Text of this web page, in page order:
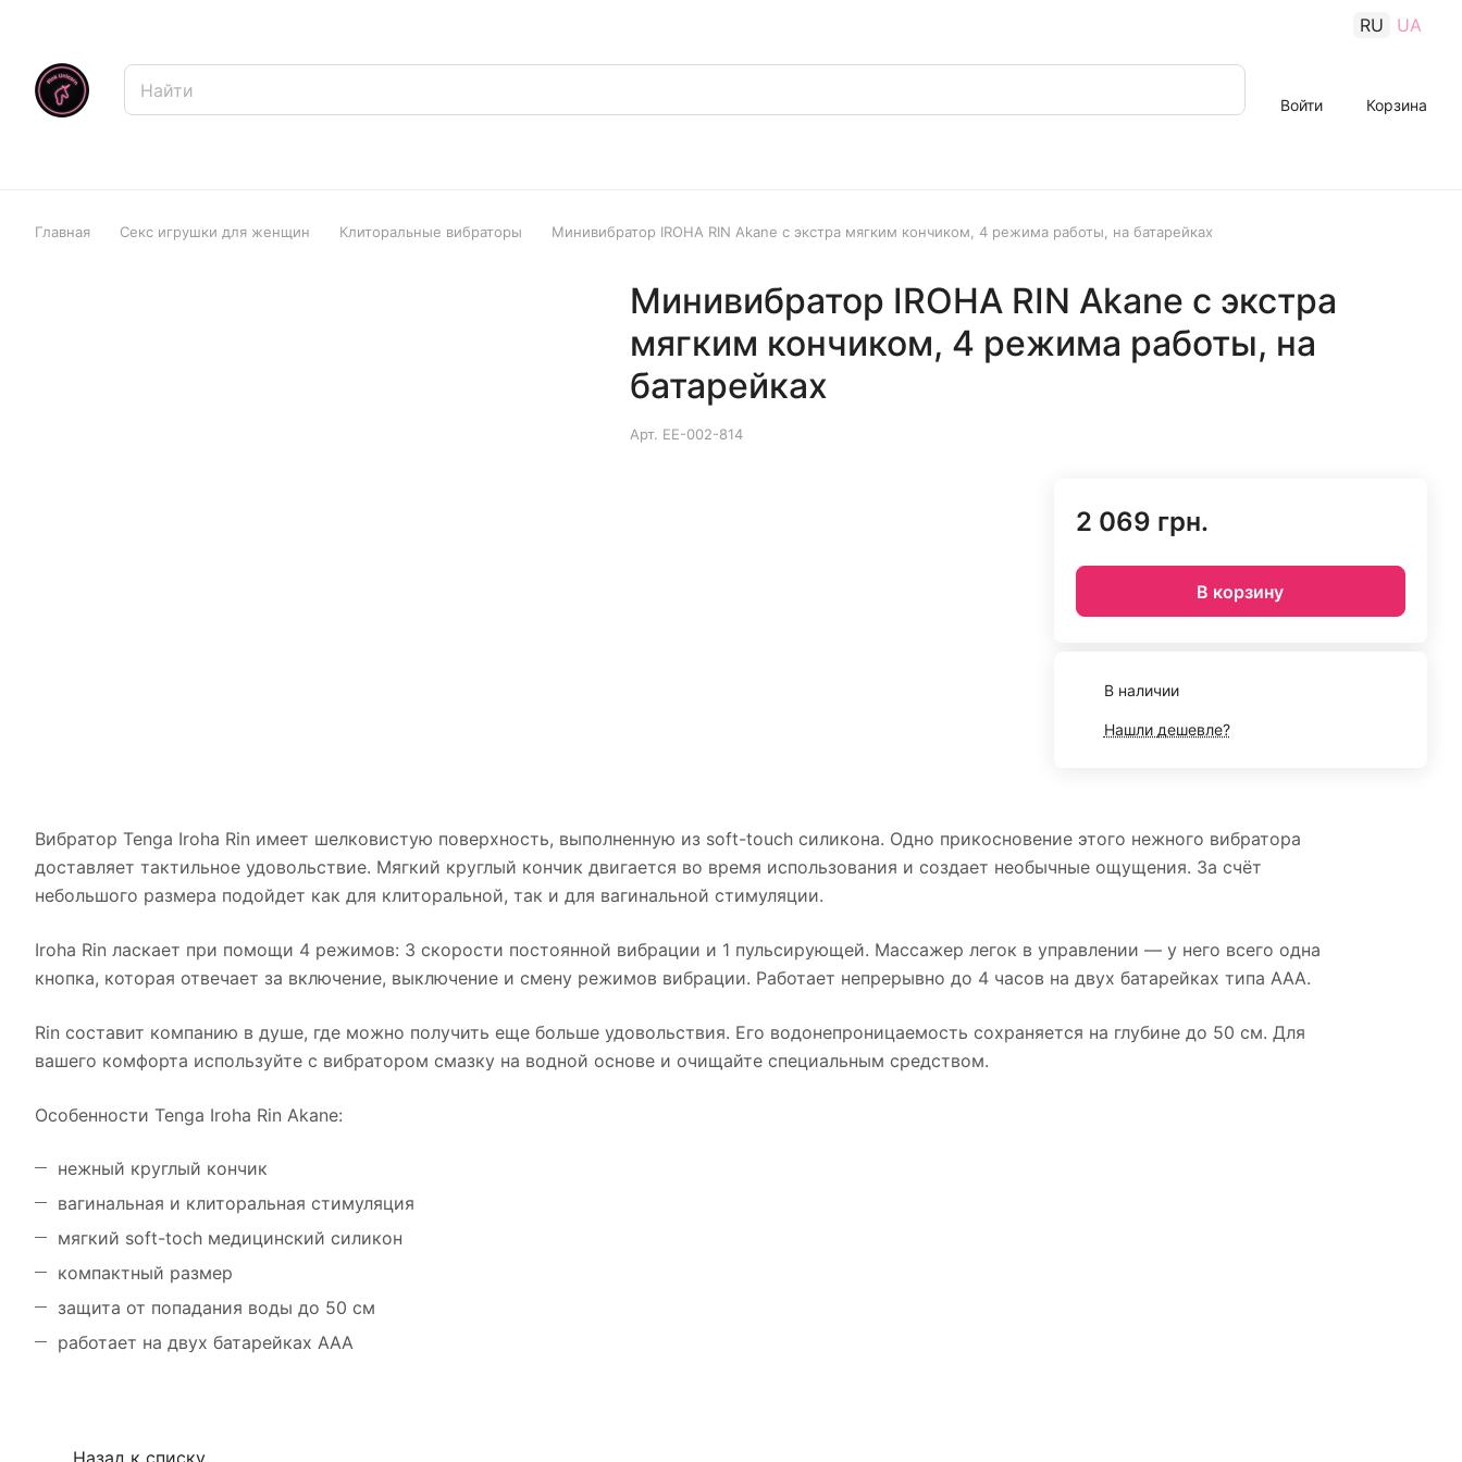
RU UA
Войти Корзина
Главная Секс игрушки для женщин Клиторальные вибраторы Минивибратор IROHA RIN Akane с экстра мягким кончиком, 4 режима работы, на батарейках
Минивибратор IROHA RIN Akane с экстра
мягким кончиком, 4 режима работы, на
батарейках
Арт. EE-002-814
2 069 грн.
В корзину
В наличии
Нашли дешевле?
Вибратор Tenga Iroha Rin имеет шелковистую поверхность, выполненную из soft-touch силикона. Одно прикосновение этого нежного вибратора
доставляет тактильное удовольствие. Мягкий круглый кончик двигается во время использования и создает необычные ощущения. За счёт
небольшого размера подойдет как для клиторальной, так и для вагинальной стимуляции.
Iroha Rin ласкает при помощи 4 режимов: 3 скорости постоянной вибрации и 1 пульсирующей. Массажер легок в управлении — у него всего одна
кнопка, которая отвечает за включение, выключение и смену режимов вибрации. Работает непрерывно до 4 часов на двух батарейках типа AAA.
Rin составит компанию в душе, где можно получить еще больше удовольствия. Его водонепроницаемость сохраняется на глубине до 50 см. Для
вашего комфорта используйте с вибратором смазку на водной основе и очищайте специальным средством.
Особенности Tenga Iroha Rin Akane:
нежный круглый кончик
вагинальная и клиторальная стимуляция
мягкий soft-toch медицинский силикон
компактный размер
защита от попадания воды до 50 см
работает на двух батарейках AAA